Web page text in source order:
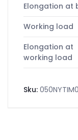
Elongation at
Working load
Elongation at
working load
Sku: